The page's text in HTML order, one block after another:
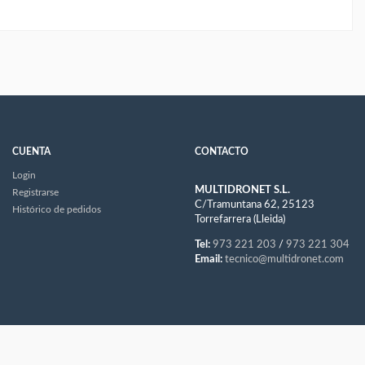
CUENTA
Login
Registrarse
Histórico de pedidos
CONTACTO
MULTIDRONET S.L.
C/Tramuntana 62, 25123
Torrefarrera (Lleida)
Tel: 973 221 203 / 973 221 304
Email: tecnico@multidronet.com